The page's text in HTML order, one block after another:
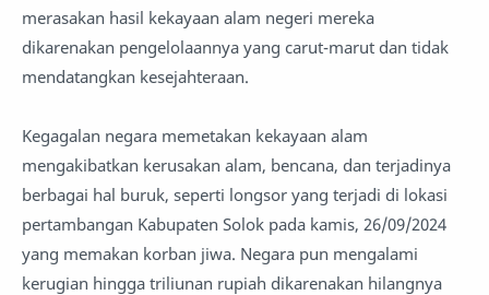
merasakan hasil kekayaan alam negeri mereka
dikarenakan pengelolaannya yang carut-marut dan tidak
mendatangkan kesejahteraan.
Kegagalan negara memetakan kekayaan alam
mengakibatkan kerusakan alam, bencana, dan terjadinya
berbagai hal buruk, seperti longsor yang terjadi di lokasi
pertambangan Kabupaten Solok pada kamis, 26/09/2024
yang memakan korban jiwa. Negara pun mengalami
kerugian hingga triliunan rupiah dikarenakan hilangnya